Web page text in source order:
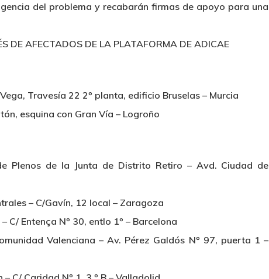
del problema y recabarán firmas de apoyo para una
DE AFECTADOS DE LA PLATAFORMA DE ADICAE
Travesía 22 2º planta, edificio Bruselas – Murcia
esquina con Gran Vía – Logroño
Plenos de la Junta de Distrito Retiro – Avd. Ciudad de
– C/Gavín, 12 local – Zaragoza
C/ Entença Nº 30, entlo 1º – Barcelona
Valenciana – Av. Pérez Galdós Nº 97, puerta 1 –